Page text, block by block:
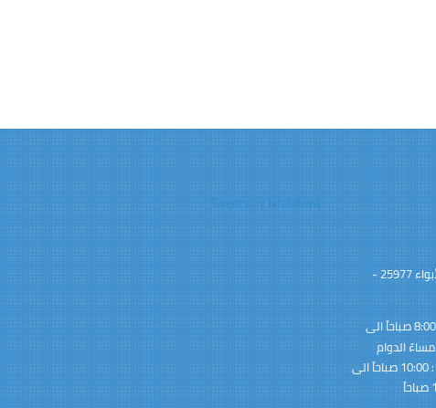
محافظة رابغ - مركز الأبواء 25977 -
الدوام الرسمي: 8:00 صباحاً الى
12:00مساءً - 6:00مساءً الى10:00 مساءً الدوام
الرسمي خلال شهر رمضان المبارك : 10:00 صباحاً الى
Tweets by biralabwa